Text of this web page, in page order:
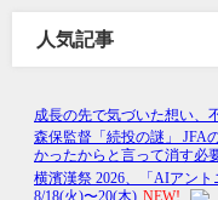
人気記事